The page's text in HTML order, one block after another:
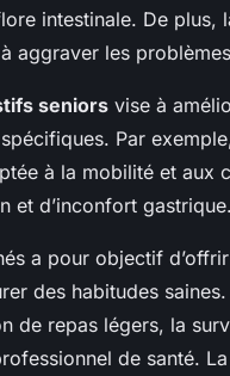
intestinale. De plus,
aggraver les
seniors vise à
Par
à la mobilité et aux
et d’inconfort gastrique.
a pour objectif
des habitudes
de repas légers, la
de santé.